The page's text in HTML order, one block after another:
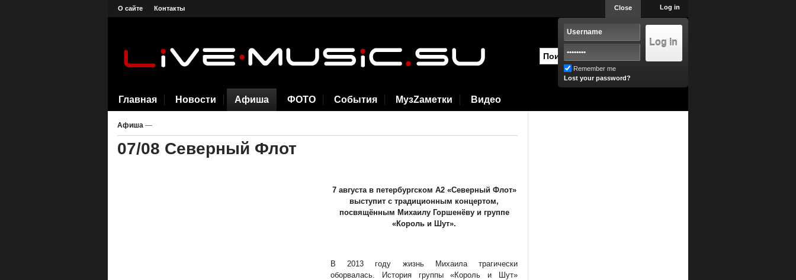
О сайте Контакты Log in
Close
Remember me
Lost your password?
Главная Новости Афиша ФОТО События МузZаметки Видео
Афиша —
07/08 Северный Флот
7 августа в петербургском A2 «Северный Флот»
выступит с традиционным концертом,
посвящённым Михаилу Горшенёву и группе
«Король и Шут».
В 2013 году жизнь Михаила трагически
оборвалась. История группы «Король и Шут»